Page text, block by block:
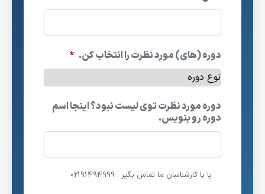
دوره (های) مورد نظرت را انتخاب کن. *
دوره مورد نظرت توی لیست نبود؟ اینجا اسم
دوره رو بنویس.
یا با کارشناسان ما تماس بگیر : 02191494999